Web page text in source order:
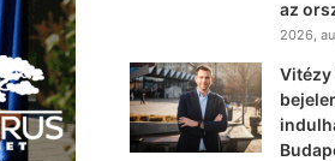
az
2026,
Vitézy